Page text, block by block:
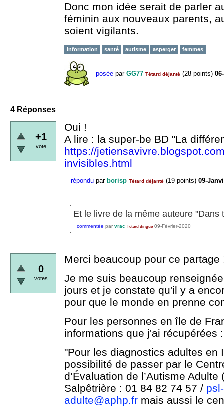
Donc mon idée serait de parler
féminin aux nouveaux parents,
soient vigilants.
information santé autisme asperger femmes
posée par GG77 Tétard déjanté (28 points)
4 Réponses
+1
vote
Oui !
A lire : la super-be BD "La
https://
invisibles.html
répondu par borisp Tétard déjanté (19 points) 09-
Et le livre de la même auteure "Dans
commentée par vrac Tétard dingue 09-Février-2020
0
votes
Merci beaucoup pour ce partage
Je me suis beaucoup
jours et je constate qu'il y a
pour que le monde en prenne
Pour les personnes en île de
informations que j'ai récupérées :
"Pour les diagnostics adultes en
possibilité de passer par le
d’Évaluation de l’Autisme
Salpêtrière : 01 84 82 74 57 /
adulte@aphp.fr mais aussi le